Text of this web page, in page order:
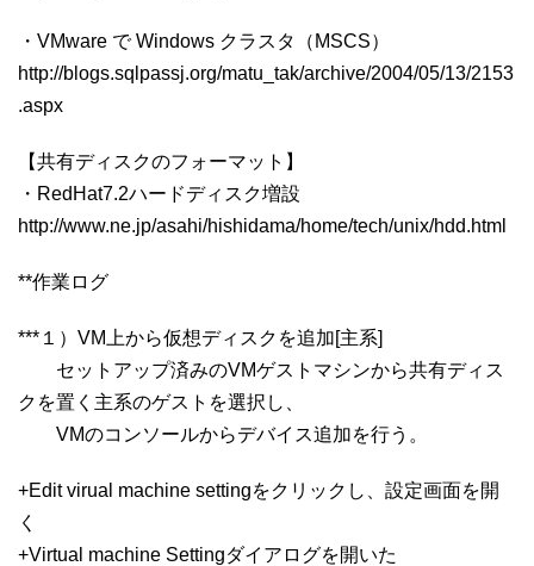
・VMware で Windows クラスタ（MSCS）
http://blogs.sqlpassj.org/matu_tak/archive/2004/05/13/2153
.aspx
【共有ディスクのフォーマット】
・RedHat7.2ハードディスク増設
http://www.ne.jp/asahi/hishidama/home/tech/unix/hdd.html
**作業ログ
***１）VM上から仮想ディスクを追加[主系]
セットアップ済みのVMゲストマシンから共有ディス
クを置く主系のゲストを選択し、
VMのコンソールからデバイス追加を行う。
+Edit virual machine settingをクリックし、設定画面を開
く
+Virtual machine Settingダイアログを開いた